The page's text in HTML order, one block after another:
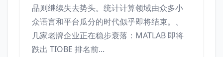
品则继续失去势头。统计计算领域由众多小
众语言和平台瓜分的时代似乎即将结束。、
几家老牌企业正在稳步衰落：MATLAB 即将
跌出 TIOBE 排名前...